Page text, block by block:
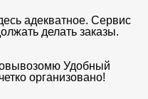
адекватное. Сервис
делать заказы.
Удобный
организовано!